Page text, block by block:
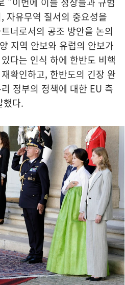
자유무역 질서의 중요성을
너로서의 공조 방안을 논의
지역 안보와 유럽의 안보가
다는 인식 하에 한반도 비핵
확인하고, 한반도의 긴장 완
정부의 정책에 대한 EU 측
했다.